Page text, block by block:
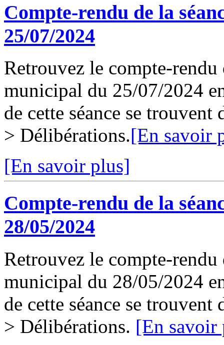
Compte-rendu de la
25/07/2024
Retrouvez le compte-rendu
municipal du 25/07/2024
de cette séance se
> Délibérations.[En savoir
[En savoir plus]
Compte-rendu de la
28/05/2024
Retrouvez le compte-rendu
municipal du 28/05/2024
de cette séance se
> Délibérations. [En savoir